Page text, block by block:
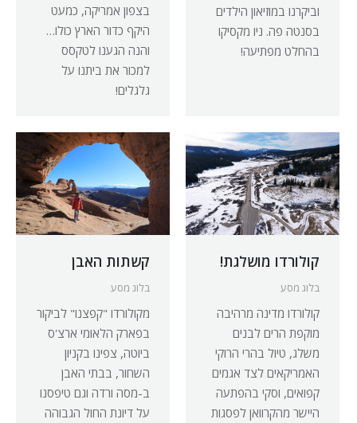
בצפון אמריקה, כמעט
היקף כדור הארץ כולו…
והנה הגענו לטקסס
למכור את ביתנו על
גלגלים!
וביקרנו במוזיאון הילדים
בסנטה פה. ניו מקסיקו
בהחלט מפתיעה!
קשתות האבן
בלוג מסע
מקולורדו "קפצנו" לביקור
בפארק הלאומי ארצ'ס
ביוטה, צפינו בקניון
השחור, בבתי האבן
ב-מסה ורדה וגם טיפסנו
על דיונת החול הגבוהה
קולורדו מושלגת!
בלוג מסע
קולורדו מדינה מרהיבה
מוקפת הרים לבנים
משלג, טיול בהרי הרוקי
האמריקאים לצד אגמים
קפואים, וסקי בהפתעה
היישר מהקרוואן לפסגות